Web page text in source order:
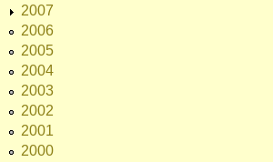
2007
2006
2005
2004
2003
2002
2001
2000